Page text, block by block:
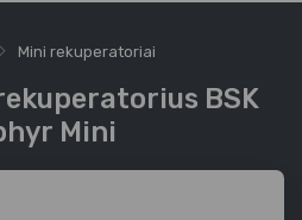
Mini rekuperatoriai
BSK
Mini